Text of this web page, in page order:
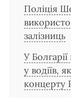
Поліція
залізниць
У
у водіїв,
концерту